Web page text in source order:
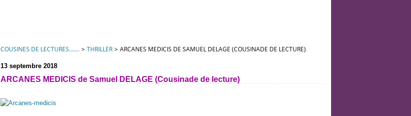
COUSINES DE LECTURES....... > THRILLER > ARCANES MEDICIS DE SAMUEL DELAGE (COUSINADE DE LECTURE)
13 septembre 2018
ARCANES MEDICIS de Samuel DELAGE (Cousinade de lecture)